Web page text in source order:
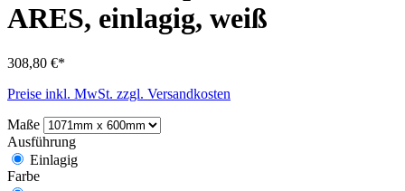
ARES, einlagig, weiß
308,80 €*
Preise inkl. MwSt. zzgl. Versandkosten
Maße
Ausführung
Einlagig
Farbe